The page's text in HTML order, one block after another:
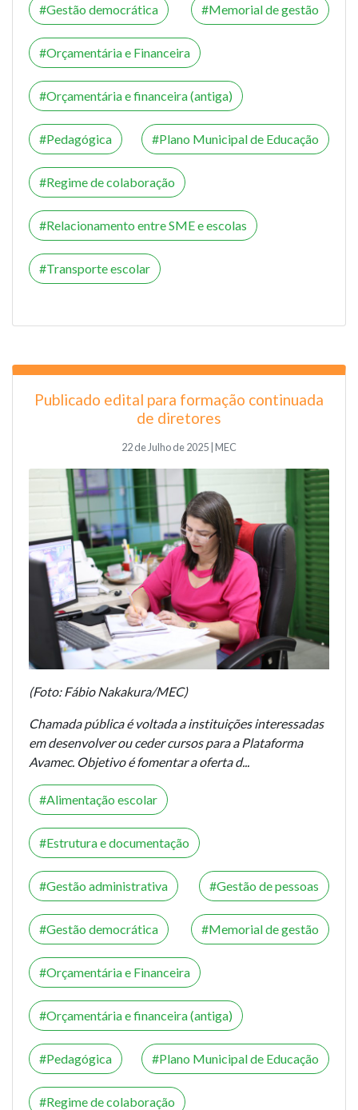
Gestão democrática Memorial de gestão
Orçamentária e Financeira
Orçamentária e financeira (antiga)
Pedagógica Plano Municipal de Educação
Regime de colaboração
Relacionamento entre SME e escolas
Transporte escolar
Publicado edital para formação continuada
de diretores
22 de Julho de 2025 | MEC
(Foto: Fábio Nakakura/MEC)
Chamada pública é voltada a instituições interessadas
em desenvolver ou ceder cursos para a Plataforma
Avamec. Objetivo é fomentar a oferta d...
Alimentação escolar
Estrutura e documentação
Gestão administrativa Gestão de pessoas
Gestão democrática Memorial de gestão
Orçamentária e Financeira
Orçamentária e financeira (antiga)
Pedagógica Plano Municipal de Educação
Regime de colaboração